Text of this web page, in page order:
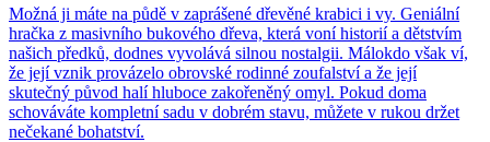
Možná ji máte na půdě v zaprášené dřevěné krabici i vy. Geniální
hračka z masivního bukového dřeva, která voní historií a dětstvím
našich předků, dodnes vyvolává silnou nostalgii. Málokdo však ví,
že její vznik provázelo obrovské rodinné zoufalství a že její
skutečný původ halí hluboce zakořeněný omyl. Pokud doma
schováváte kompletní sadu v dobrém stavu, můžete v rukou držet
nečekané bohatství.